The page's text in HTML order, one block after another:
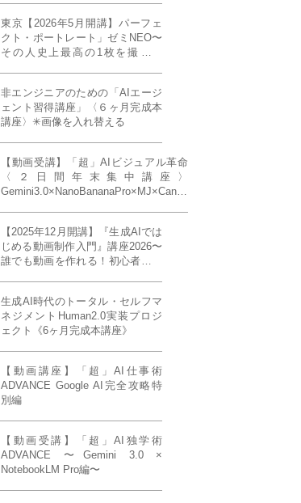
20名限定》
東京【2026年5月開講】パーフェ
クト・ポートレート」ゼミNEO〜
その人史上最高の1枚を撮る！
催）」《初参加大歓迎／12名限
定》
非エンジニアのための「AIエージ
ェント習得講座」〈６ヶ月完成本
講座〉✳︎画像を入れ替える
【動画受講】「超」AIビジュアル革命
〈２日間年末集中講座〉
Gemini3.0×NanoBananaPro×MJ×Canva
【2025年12月開講】『生成AIでは
じめる動画制作入門』講座2026〜
誰でも動画を作れる！初心者から
生成AI時代のトータル・セルフマ
ネジメントHuman2.0実装プロジ
ェクト《6ヶ月完成本講座》
【動画講座】「超」AI仕事術
ADVANCE Google AI完全攻略特
別編
【動画受講】「超」AI独学術
ADVANCE 〜Gemini 3.0 ×
NotebookLM Pro編〜